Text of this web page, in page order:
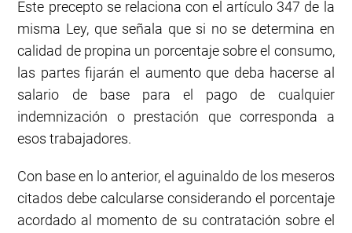
Este precepto se relaciona con el artículo 347 de la
misma Ley, que señala que si no se determina en
calidad de propina un porcentaje sobre el consumo,
las partes fijarán el aumento que deba hacerse al
salario de base para el pago de cualquier
indemnización o prestación que corresponda a
esos trabajadores.
Con base en lo anterior, el aguinaldo de los meseros
citados debe calcularse considerando el porcentaje
acordado al momento de su contratación sobre el